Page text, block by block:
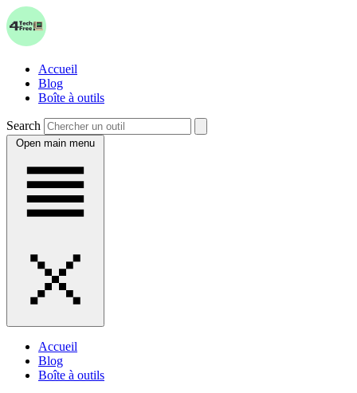
Accueil
Blog
Boîte à outils
Search
Open main menu
Accueil
Blog
Boîte à outils